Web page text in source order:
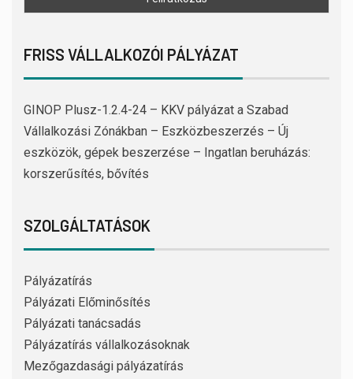
FRISS VÁLLALKOZÓI PÁLYÁZAT
GINOP Plusz-1.2.4-24 – KKV pályázat a Szabad
Vállalkozási Zónákban – Eszközbeszerzés – Új
eszközök, gépek beszerzése – Ingatlan beruházás:
korszerűsítés, bővítés
SZOLGÁLTATÁSOK
Pályázatírás
Pályázati Előminősítés
Pályázati tanácsadás
Pályázatírás vállalkozásoknak
Mezőgazdasági pályázatírás